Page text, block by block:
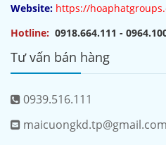
Website: https://
Hotline: 0918.664.111 -
Tư vấn bán hàng
0939.516.111
maicuongkd.tp@gmail.com